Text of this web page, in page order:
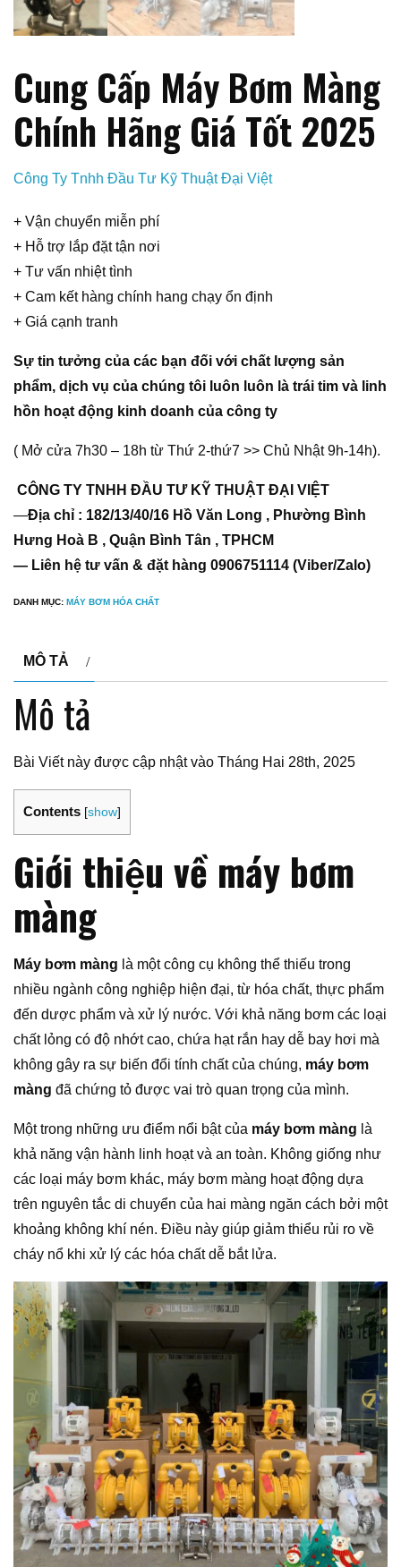
Cung Cấp Máy Bơm Màng
Chính Hãng Giá Tốt 2025
Công Ty Tnhh Đầu Tư Kỹ Thuật Đại Việt
+ Vận chuyển miễn phí
+ Hỗ trợ lắp đặt tận nơi
+ Tư vấn nhiệt tình
+ Cam kết hàng chính hang chạy ổn định
+ Giá cạnh tranh
Sự tin tưởng của các bạn đối với chất lượng sản
phẩm, dịch vụ của chúng tôi luôn luôn là trái tim và linh
hồn hoạt động kinh doanh của công ty
( Mở cửa 7h30 – 18h từ Thứ 2-thứ7 >> Chủ Nhật 9h-14h).
CÔNG TY TNHH ĐẦU TƯ KỸ THUẬT ĐẠI VIỆT
—Địa chỉ : 182/13/40/16 Hồ Văn Long , Phường Bình
Hưng Hoà B , Quận Bình Tân , TPHCM
— Liên hệ tư vấn & đặt hàng 0906751114 (Viber/Zalo)
DANH MỤC: MÁY BƠM HÓA CHẤT
MÔ TẢ
Mô tả
Bài Viết này được cập nhật vào Tháng Hai 28th, 2025
Contents [show]
Giới thiệu về máy bơm
màng
Máy bơm màng là một công cụ không thể thiếu trong
nhiều ngành công nghiệp hiện đại, từ hóa chất, thực phẩm
đến dược phẩm và xử lý nước. Với khả năng bơm các loại
chất lỏng có độ nhớt cao, chứa hạt rắn hay dễ bay hơi mà
không gây ra sự biến đổi tính chất của chúng, máy bơm
màng đã chứng tỏ được vai trò quan trọng của mình.
Một trong những ưu điểm nổi bật của máy bơm màng là
khả năng vận hành linh hoạt và an toàn. Không giống như
các loại máy bơm khác, máy bơm màng hoạt động dựa
trên nguyên tắc di chuyển của hai màng ngăn cách bởi một
khoảng không khí nén. Điều này giúp giảm thiểu rủi ro về
cháy nổ khi xử lý các hóa chất dễ bắt lửa.